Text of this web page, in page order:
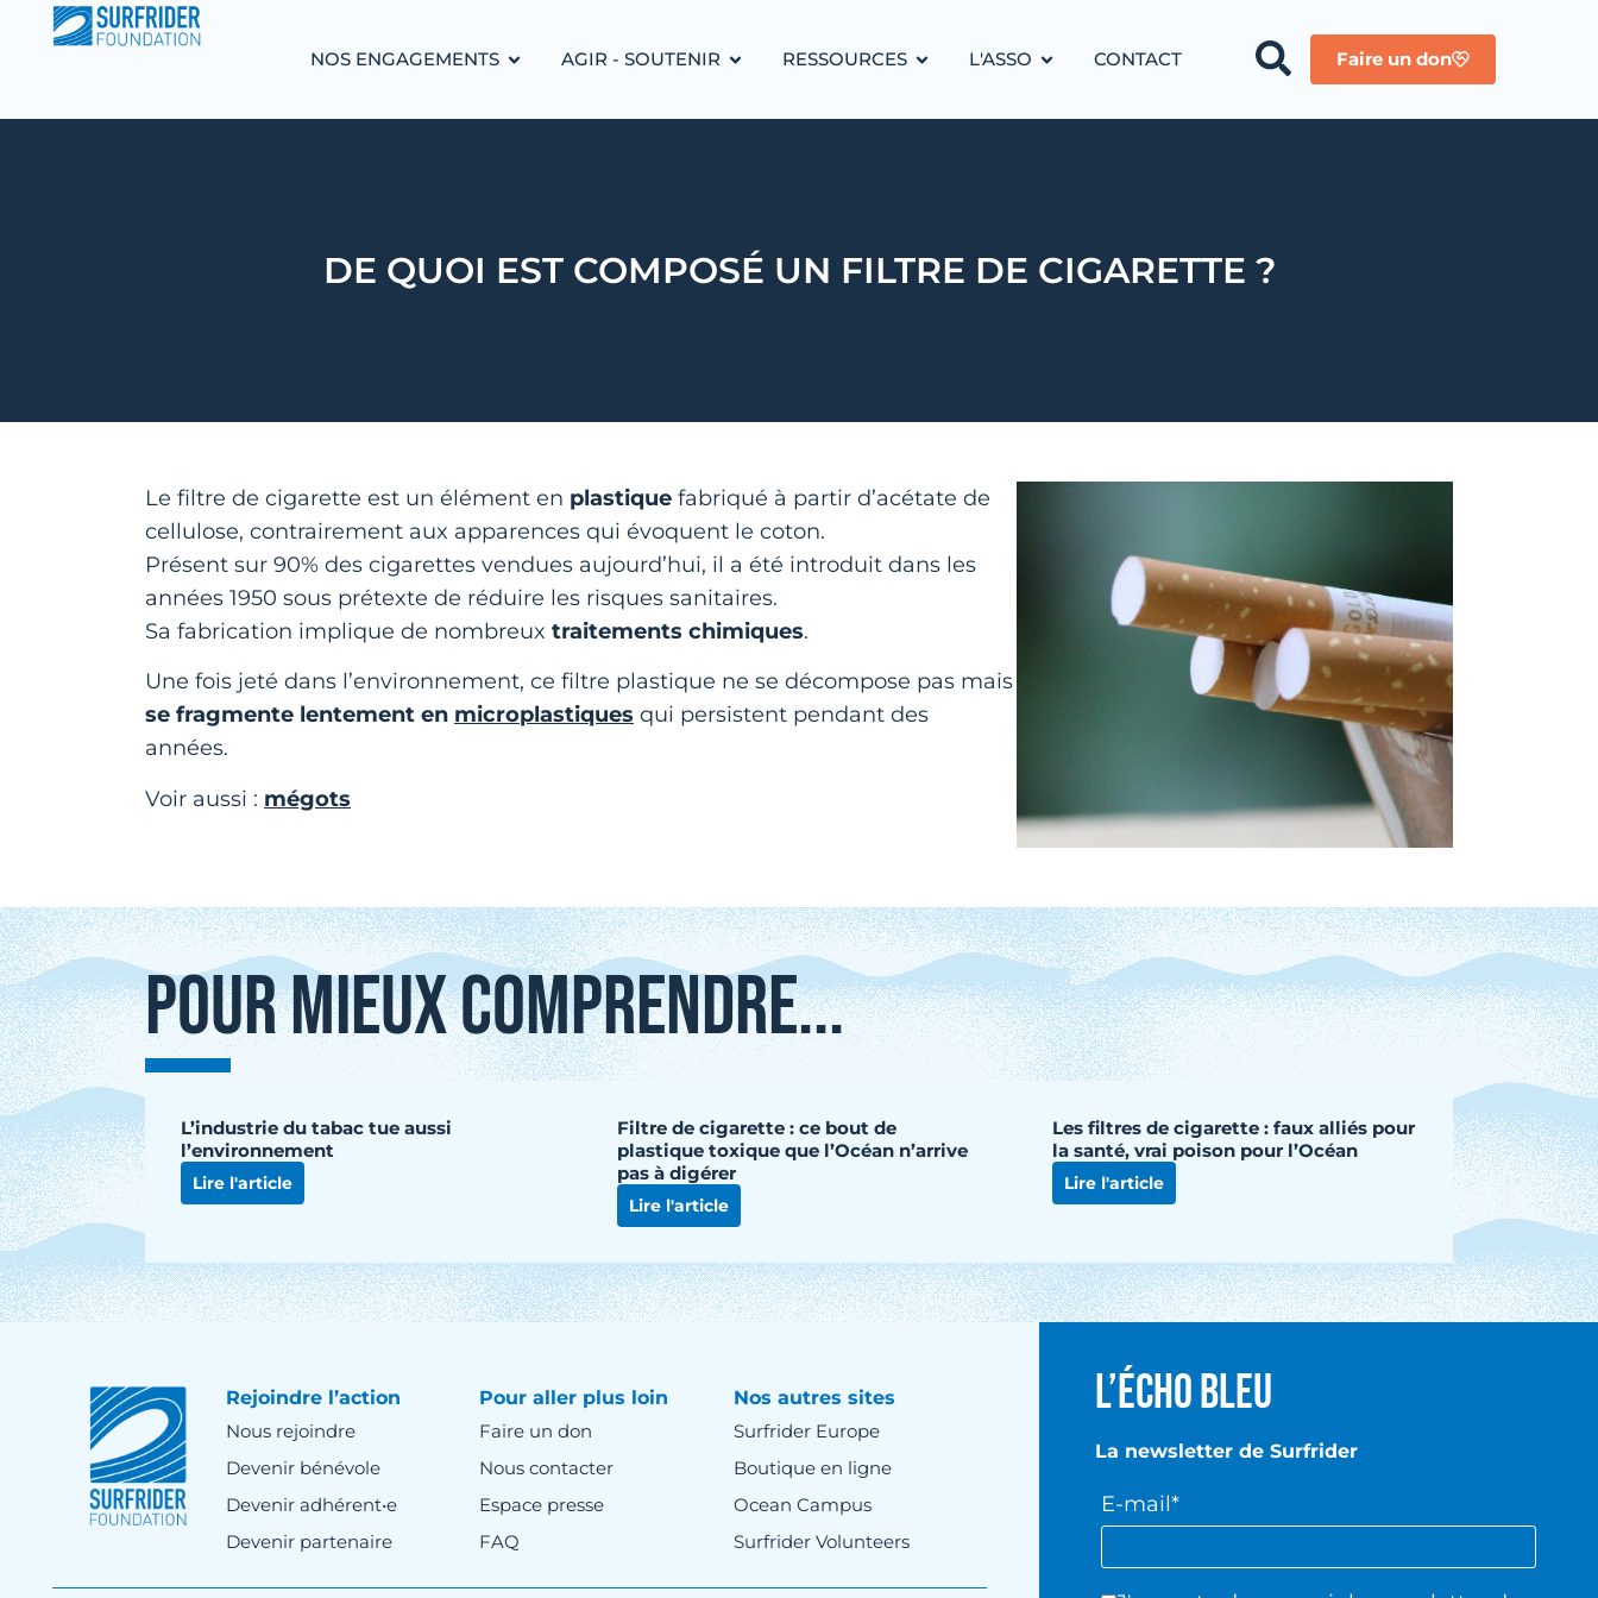
NOS ENGAGEMENTS AGIR - SOUTENIR RESSOURCES L'ASSO CONTACT Faire un don
DE QUOI EST COMPOSÉ UN FILTRE DE CIGARETTE ?
Le filtre de cigarette est un élément en plastique fabriqué à partir d’acétate de
cellulose, contrairement aux apparences qui évoquent le coton.
Présent sur 90% des cigarettes vendues aujourd’hui, il a été introduit dans les
années 1950 sous prétexte de réduire les risques sanitaires.
Sa fabrication implique de nombreux traitements chimiques.
Une fois jeté dans l’environnement, ce filtre plastique ne se décompose pas mais
se fragmente lentement en microplastiques qui persistent pendant des
années.
Voir aussi : mégots
POUR MIEUX COMPRENDRE...
L’industrie du tabac tue aussi
l’environnement
Lire l'article
Filtre de cigarette : ce bout de
plastique toxique que l’Océan n’arrive
pas à digérer
Lire l'article
Les filtres de cigarette : faux alliés pour
la santé, vrai poison pour l’Océan
Lire l'article
Rejoindre l’action
Nous rejoindre
Devenir bénévole
Devenir adhérent•e
Devenir partenaire
Pour aller plus loin
Faire un don
Nous contacter
Espace presse
FAQ
Nos autres sites
Surfrider Europe
Boutique en ligne
Ocean Campus
Surfrider Volunteers
L’écho Bleu
La newsletter de Surfrider
E-mail*